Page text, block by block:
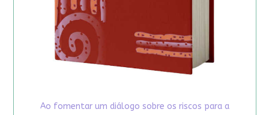
Ao fomentar um diálogo sobre os riscos para a